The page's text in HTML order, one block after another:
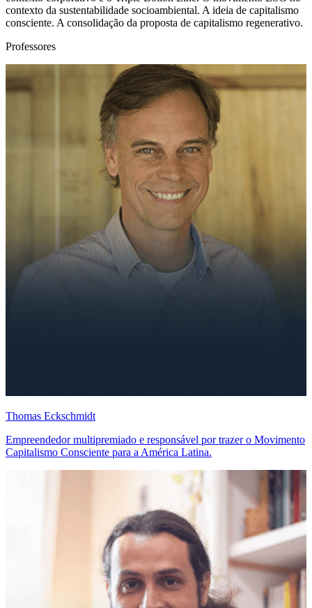
contexto da sustentabilidade socioambiental. A ideia de capitalismo
consciente. A consolidação da proposta de capitalismo regenerativo.
Professores
Thomas Eckschmidt
Empreendedor multipremiado e responsável por trazer o Movimento
Capitalismo Consciente para a América Latina.